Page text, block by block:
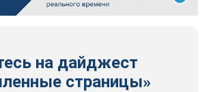
на дайджест
страницы»